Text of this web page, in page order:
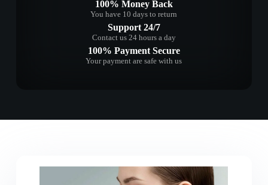
100% Money Back
You have 10 days to return
Support 24/7
Contact us 24 hours a day
100% Payment Secure
Your payment are safe with us